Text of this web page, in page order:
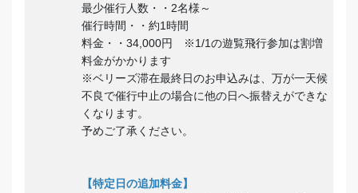
最少催行人数・・2名様～
催行時間・・約1時間
料金・・34,000円 ※1/1の遊覧飛行参加は割増
料金がかかります
※ベリーズ滞在最終日のお申込みは、万が一天候
不良で催行中止の場合に他の日へ振替えができな
くなります。
予めご了承ください。
【特定日の追加料金】